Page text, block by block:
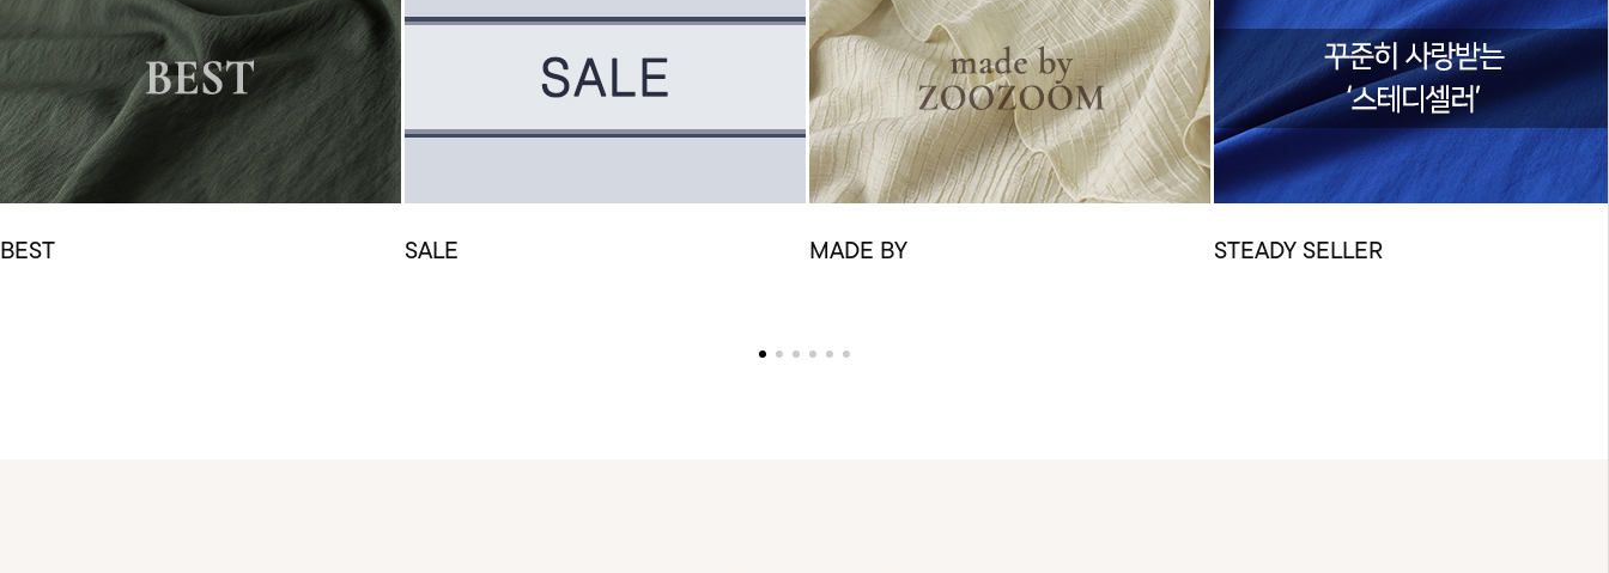
BEST SALE MADE BY STEADY SELLER